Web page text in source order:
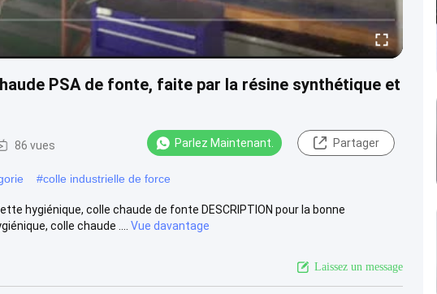
PSA de fonte, faite par la résine synthétique et
86 vues Parlez Maintenant. Partager
#colle industrielle de force
hygiénique, colle chaude de fonte DESCRIPTION pour la bonne
colle chaude ....
Vue davantage
Laissez un message